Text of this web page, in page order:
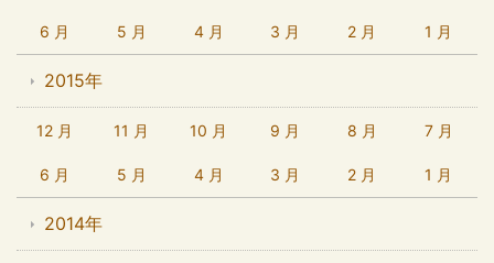
6 月 5 月 4 月 3 月 2 月 1 月
2015年
12 月 11 月 10 月 9 月 8 月 7 月
6 月 5 月 4 月 3 月 2 月 1 月
2014年